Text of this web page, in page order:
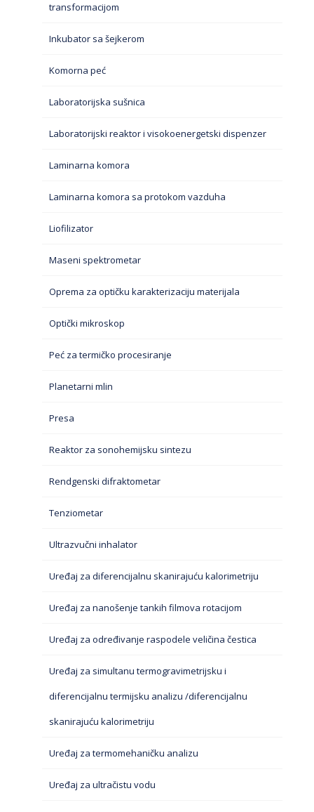
transformacijom
Inkubator sa šejkerom
Komorna peć
Laboratorijska sušnica
Laboratorijski reaktor i visokoenergetski dispenzer
Laminarna komora
Laminarna komora sa protokom vazduha
Liofilizator
Maseni spektrometar
Oprema za optičku karakterizaciju materijala
Optički mikroskop
Peć za termičko procesiranje
Planetarni mlin
Presa
Reaktor za sonohemijsku sintezu
Rendgenski difraktometar
Tenziometar
Ultrazvučni inhalator
Uređaj za diferencijalnu skanirajuću kalorimetriju
Uređaj za nanošenje tankih filmova rotacijom
Uređaj za određivanje raspodele veličina čestica
Uređaj za simultanu termogravimetrijsku i
diferencijalnu termijsku analizu /diferencijalnu
skanirajuću kalorimetriju
Uređaj za termomehaničku analizu
Uređaj za ultračistu vodu